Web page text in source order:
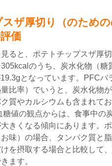
ザ厚切り（のため
価
ると、ポテトチップスザ厚
のうち、炭水化物（糖
となっています。PFCバ
比率）でいうと、炭水化物
質やカルシウムも含まれて
糖値の観点からは、食事中の
きくなる傾向にあります。
お味）の場合、タンパク質と
を摂取する場合と比較して
ます。